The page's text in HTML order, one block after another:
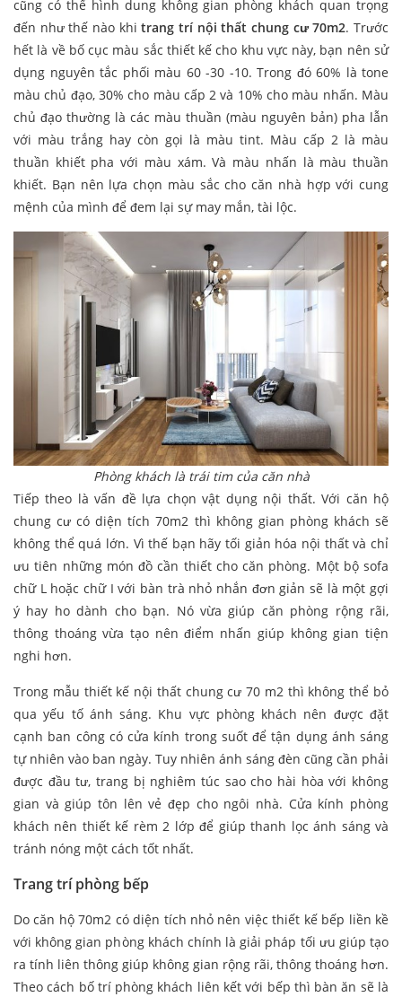
cũng có thể hình dung không gian phòng khách quan trọng
đến như thế nào khitrang trí nội thất chung cư 70m2. Trước
hết là về bố cục màu sắc thiết kế cho khu vực này, bạn nên sử
dụng nguyên tắc phối màu 60 -30 -10. Trong đó 60% là tone
màu chủ đạo, 30% cho màu cấp 2 và 10% cho màu nhấn. Màu
chủ đạo thường là các màu thuần (màu nguyên bản) pha lẫn
với màu trắng hay còn gọi là màu tint. Màu cấp 2 là màu
thuần khiết pha với màu xám. Và màu nhấn là màu thuần
khiết. Bạn nên lựa chọn màu sắc cho căn nhà hợp với cung
mệnh của mình để đem lại sự may mắn, tài lộc.
Phòng khách là trái tim của căn nhà
Tiếp theo là vấn đề lựa chọn vật dụng nội thất. Với căn hộ
chung cư có diện tích 70m2 thì không gian phòng khách sẽ
không thể quá lớn. Vì thế bạn hãy tối giản hóa nội thất và chỉ
ưu tiên những món đồ cần thiết cho căn phòng. Một bộ sofa
chữ L hoặc chữ I với bàn trà nhỏ nhắn đơn giản sẽ là một gợi
ý hay ho dành cho bạn. Nó vừa giúp căn phòng rộng rãi,
thông thoáng vừa tạo nên điểm nhấn giúp không gian tiện
nghi hơn.
Trong mẫu thiết kế nội thất chung cư 70 m2 thì không thể bỏ
qua yếu tố ánh sáng. Khu vực phòng khách nên được đặt
cạnh ban công có cửa kính trong suốt để tận dụng ánh sáng
tự nhiên vào ban ngày. Tuy nhiên ánh sáng đèn cũng cần phải
được đầu tư, trang bị nghiêm túc sao cho hài hòa với không
gian và giúp tôn lên vẻ đẹp cho ngôi nhà. Cửa kính phòng
khách nên thiết kế rèm 2 lớp để giúp thanh lọc ánh sáng và
tránh nóng một cách tốt nhất.
Trang trí phòng bếp
Do căn hộ 70m2 có diện tích nhỏ nên việc thiết kế bếp liền kề
với không gian phòng khách chính là giải pháp tối ưu giúp tạo
ra tính liên thông giúp không gian rộng rãi, thông thoáng hơn.
Theo cách bố trí phòng khách liên kết với bếp thì bàn ăn sẽ là